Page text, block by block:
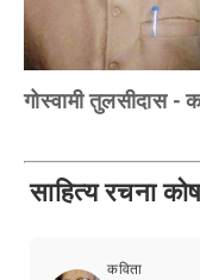
गोस्वामी तुलसीदास -
साहित्य रचना
कविता